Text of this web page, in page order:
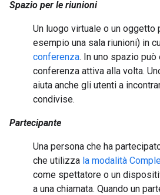
Spazio per le riunioni
Un luogo virtuale o un oggetto
esempio una sala riunioni) in
conferenza. In uno spazio
conferenza attiva alla volta.
aiuta anche gli utenti a
condivise.
Partecipante
Una persona che ha
che utilizza la modalità
come spettatore o un
a una chiamata. Quando un